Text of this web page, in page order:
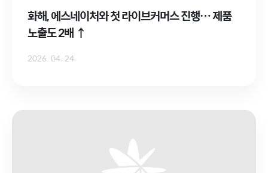
화해, 에스네이처와 첫 라이브커머스 진행… 제품
노출도 2배 ↑
2026. 04. 24